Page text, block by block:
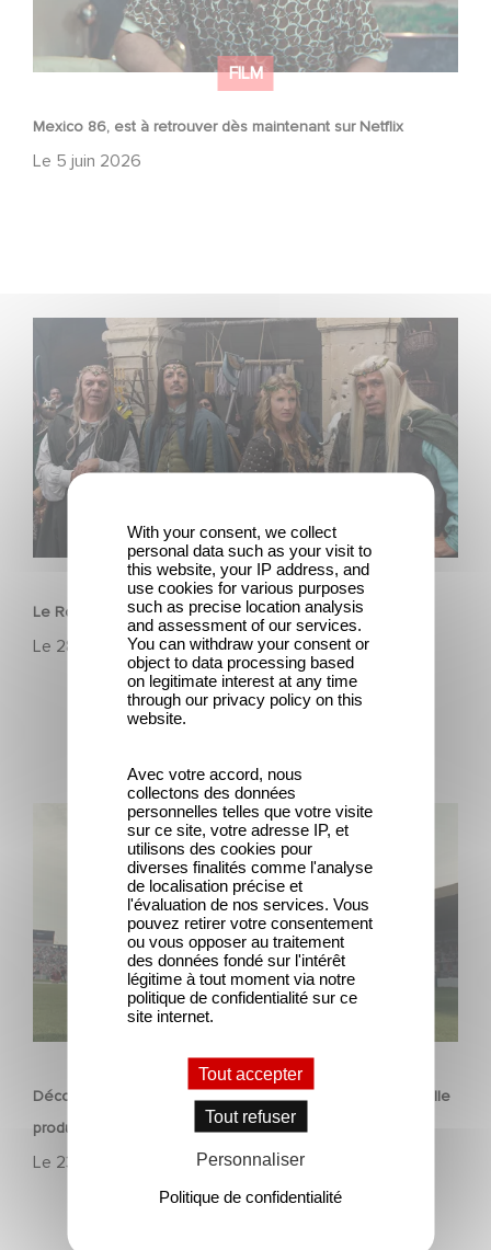
FILM
Mexico 86, est à retrouver dès maintenant sur Netflix
Le 5 juin 2026
FILM
Le Roi du Game : la nouvelle comédie d'Eric Judor
Le 28 avril 2026
Le Roi du Game : la nouvelle comédie d'Eric Judor
Découvrez les premières images de Mexico 86, la nouvelle
production Gaumont USA
Le 23 avril 2026
Découvrez les premières images de Mexico 86, la
nouvelle production Gaumont USA
With your consent, we collect
personal data such as your visit to
this website, your IP address, and
use cookies for various purposes
such as precise location analysis
and assessment of our services.
You can withdraw your consent or
object to data processing based
on legitimate interest at any time
through our privacy policy on this
website.
Avec votre accord, nous
collectons des données
personnelles telles que votre visite
sur ce site, votre adresse IP, et
utilisons des cookies pour
diverses finalités comme l'analyse
de localisation précise et
l'évaluation de nos services. Vous
pouvez retirer votre consentement
ou vous opposer au traitement
des données fondé sur l'intérêt
légitime à tout moment via notre
politique de confidentialité sur ce
site internet.
Tout accepter
Tout refuser
Personnaliser
Politique de confidentialité